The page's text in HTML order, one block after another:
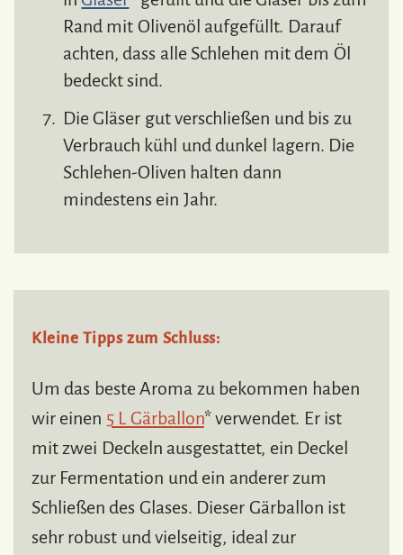
Rand mit Olivenöl aufgefüllt. Darauf
achten, dass alle Schlehen mit dem Öl
bedeckt sind.
Die Gläser gut verschließen und bis zu
Verbrauch kühl und dunkel lagern. Die
Schlehen-Oliven halten dann
mindestens ein Jahr.
Kleine Tipps zum Schluss:
Um das beste Aroma zu bekommen haben
wir einen 5 L Gärballon* verwendet. Er ist
mit zwei Deckeln ausgestattet, ein Deckel
zur Fermentation und ein anderer zum
Schließen des Glases. Dieser Gärballon ist
sehr robust und vielseitig, ideal zur